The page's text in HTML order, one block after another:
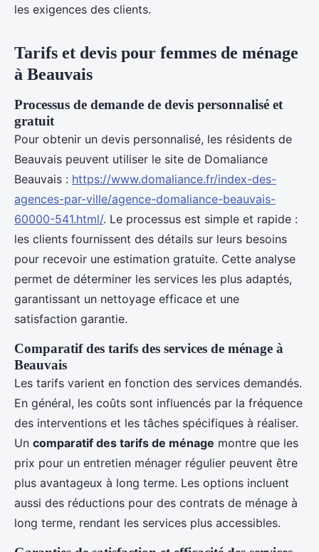
les exigences des clients.
Tarifs et devis pour femmes de ménage
à Beauvais
Processus de demande de devis personnalisé et
gratuit
Pour obtenir un devis personnalisé, les résidents de
Beauvais peuvent utiliser le site de Domaliance
Beauvais : https://www.domaliance.fr/index-des-
agences-par-ville/agence-domaliance-beauvais-
60000-541.html/. Le processus est simple et rapide :
les clients fournissent des détails sur leurs besoins
pour recevoir une estimation gratuite. Cette analyse
permet de déterminer les services les plus adaptés,
garantissant un nettoyage efficace et une
satisfaction garantie.
Comparatif des tarifs des services de ménage à
Beauvais
Les tarifs varient en fonction des services demandés.
En général, les coûts sont influencés par la fréquence
des interventions et les tâches spécifiques à réaliser.
Un comparatif des tarifs de ménage montre que les
prix pour un entretien ménager régulier peuvent être
plus avantageux à long terme. Les options incluent
aussi des réductions pour des contrats de ménage à
long terme, rendant les services plus accessibles.